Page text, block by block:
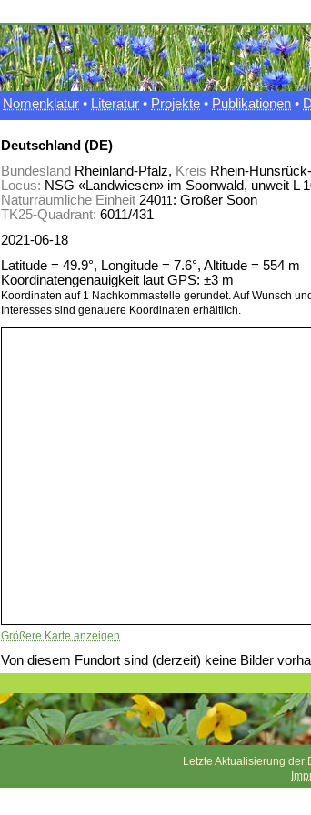
Nomenklatur • Literatur • Projekte • Publikationen •
Deutschland (DE)
Bundesland Rheinland-Pfalz, Kreis Rhein-
Locus: NSG «Landwiesen» im Soonwald, unweit L
Naturräumliche Einheit 24011: Großer Soon
TK25-Quadrant: 6011/431
2021-06-18
Latitude = 49.9°, Longitude = 7.6°, Altitude = 554 m
Koordinatengenauigkeit laut GPS: ±3 m
Koordinaten auf 1 Nachkommastelle gerundet. Auf Wunsch
Interesses sind genauere Koordinaten erhältlich.
Größere Karte anzeigen
Von diesem Fundort sind (derzeit) keine Bilder
Letzte Aktualisierung der